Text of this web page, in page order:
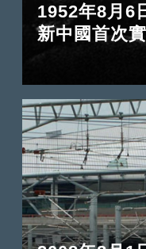
1952年8月6
新中國首次